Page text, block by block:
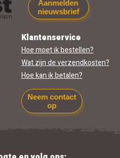
Aanmelden
nieuwsbrief
Klantenservice
Hoe moet ik bestellen?
Wat zijn de verzendkosten?
Hoe kan ik betalen?
Neem contact
op